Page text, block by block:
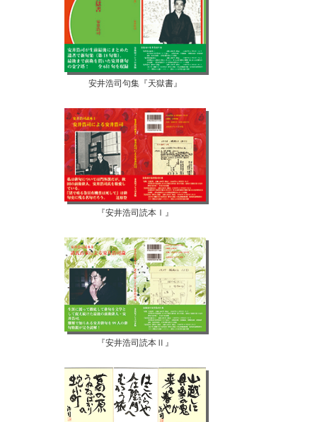
安井浩司句集『天獄書』
『安井浩司読本Ⅰ』
『安井浩司読本Ⅱ』